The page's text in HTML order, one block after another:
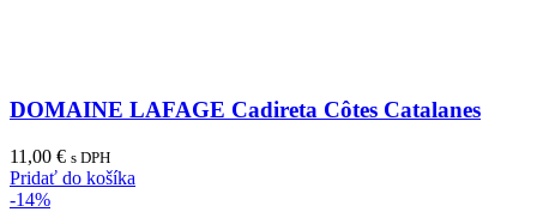
DOMAINE LAFAGE Cadireta Côtes Catalanes
11,00 € s DPH
Pridať do košíka
-14%